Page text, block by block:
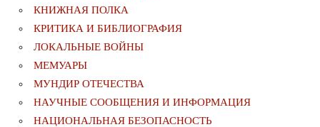
КНИЖНАЯ ПОЛКА
КРИТИКА И БИБЛИОГРАФИЯ
ЛОКАЛЬНЫЕ ВОЙНЫ
МЕМУАРЫ
МУНДИР ОТЕЧЕСТВА
НАУЧНЫЕ СООБЩЕНИЯ И ИНФОРМАЦИЯ
НАЦИОНАЛЬНАЯ БЕЗОПАСНОСТЬ